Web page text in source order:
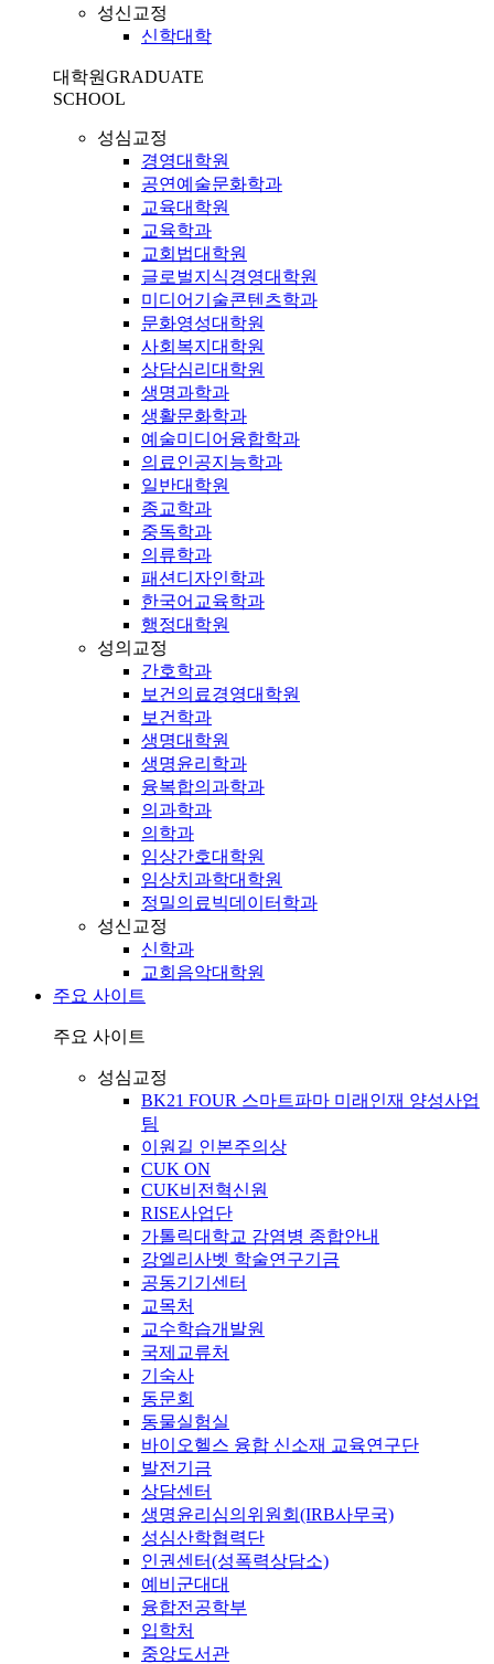
성신교정
신학대학
대학원GRADUATE
SCHOOL
성심교정
경영대학원
공연예술문화학과
교육대학원
교육학과
교회법대학원
글로벌지식경영대학원
미디어기술콘텐츠학과
문화영성대학원
사회복지대학원
상담심리대학원
생명과학과
생활문화학과
예술미디어융합학과
의료인공지능학과
일반대학원
종교학과
중독학과
의류학과
패션디자인학과
한국어교육학과
행정대학원
성의교정
간호학과
보건의료경영대학원
보건학과
생명대학원
생명윤리학과
융복합의과학과
의과학과
의학과
임상간호대학원
임상치과학대학원
정밀의료빅데이터학과
성신교정
신학과
교회음악대학원
주요 사이트
주요 사이트
성심교정
BK21 FOUR 스마트파마 미래인재 양성사업
팀
이원길 인본주의상
CUK ON
CUK비전혁신원
RISE사업단
가톨릭대학교 감염병 종합안내
강엘리사벳 학술연구기금
공동기기센터
교목처
교수학습개발원
국제교류처
기숙사
동문회
동물실험실
바이오헬스 융합 신소재 교육연구단
발전기금
상담센터
생명윤리심의위원회(IRB사무국)
성심산학협력단
인권센터(성폭력상담소)
예비군대대
융합전공학부
입학처
중앙도서관